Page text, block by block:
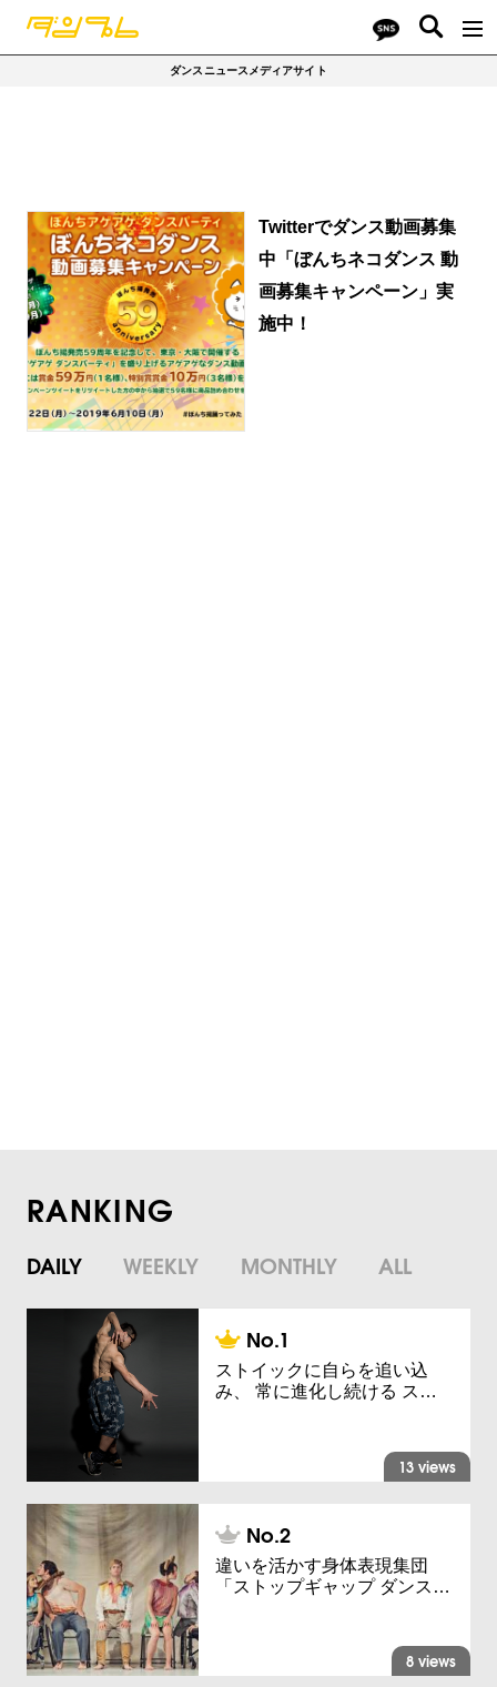
バトル/コンテスト
レッスン動画
その他
ダンスニュースメディアサイト
Twitterでダンス動画募集
中「ぼんちネコダンス 動
画募集キャンペーン」実
施中！
RANKING
DAILY WEEKLY MONTHLY ALL
ストイックに自らを追い込
み、 常に進化し続ける ス…
13 views
違いを活かす身体表現集団
「ストップギャップ ダンス…
8 views